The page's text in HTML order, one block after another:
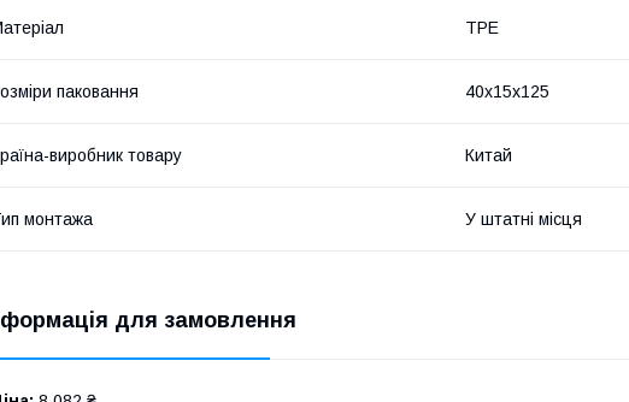
TPE
паковання 40x15x125
виробник товару Китай
монтажа У штатні місця
для замовлення